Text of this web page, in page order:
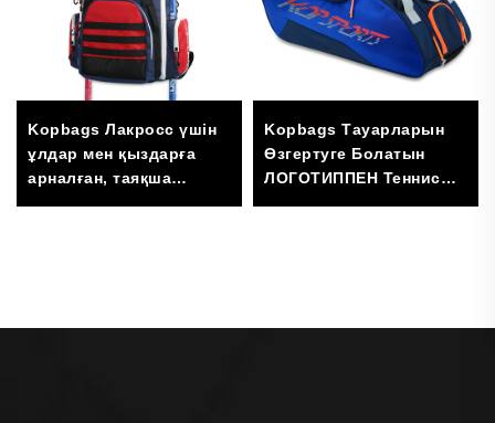
Kopbags Лакросс үшін
ұлдар мен қыздарға
арналған, таяқша
сақтауышы бар арқа
Kopbags Тауарларын
Өзгертуге Болатын
ЛОГОТИППЕН Теннис
Рақеттері Мен Аяқ